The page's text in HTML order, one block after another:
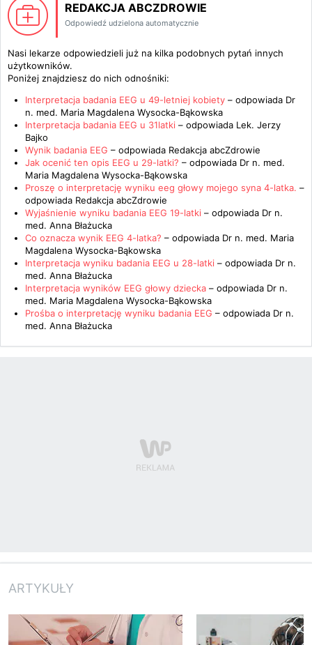
REDAKCJA ABCZDROWIE
Odpowiedź udzielona automatycznie
Nasi lekarze odpowiedzieli już na kilka podobnych pytań innych
użytkowników.
Poniżej znajdziesz do nich odnośniki:
Interpretacja badania EEG u 49-letniej kobiety – odpowiada Dr
n. med. Maria Magdalena Wysocka-Bąkowska
Interpretacja badania EEG u 31latki – odpowiada Lek. Jerzy
Bajko
Wynik badania EEG – odpowiada Redakcja abcZdrowie
Jak ocenić ten opis EEG u 29-latki? – odpowiada Dr n. med.
Maria Magdalena Wysocka-Bąkowska
Proszę o interpretację wyniku eeg głowy mojego syna 4-latka. –
odpowiada Redakcja abcZdrowie
Wyjaśnienie wyniku badania EEG 19-latki – odpowiada Dr n.
med. Anna Błażucka
Co oznacza wynik EEG 4-latka? – odpowiada Dr n. med. Maria
Magdalena Wysocka-Bąkowska
Interpretacja wyniku badania EEG u 28-latki – odpowiada Dr n.
med. Anna Błażucka
Interpretacja wyników EEG głowy dziecka – odpowiada Dr n.
med. Maria Magdalena Wysocka-Bąkowska
Prośba o interpretację wyniku badania EEG – odpowiada Dr n.
med. Anna Błażucka
ARTYKUŁY